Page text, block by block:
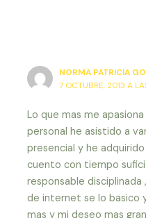
NORMA PATRICIA
7 OCTUBRE, 2013 A
Lo que mas me
personal he asistido a
presencial y he
cuento con tiempo
responsable
de internet se lo basico
mas y mi deseo mas